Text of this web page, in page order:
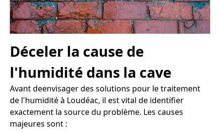
Déceler la cause de
l'humidité dans la cave
Avant deenvisager des solutions pour le traitement
de l'humidité à Loudéac, il est vital de identifier
exactement la source du problème. Les causes
majeures sont :